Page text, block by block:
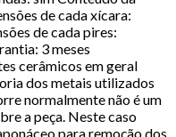
de cada xícara:
de cada pires:
3 meses
cerâmicos em geral
dos metais utilizados
normalmente não é um
a peça. Neste caso
para remoção dos